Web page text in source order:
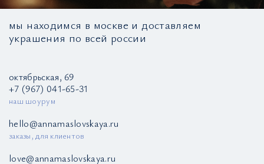
мы находимся в москве и доставляем
украшения по всей россии
октябрьская, 69
+7 (967) 041-65-31
наш шоурум
hello@annamaslovskaya.ru
заказы, для клиентов
love@annamaslovskaya.ru